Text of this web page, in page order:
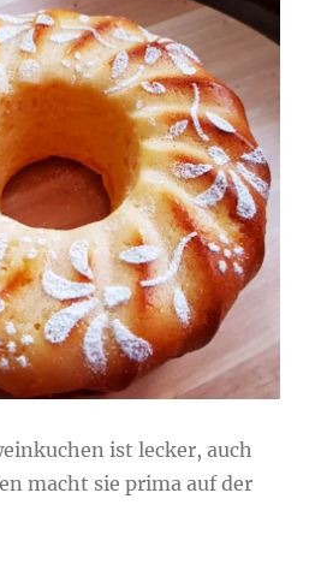
ist lecker, auch
macht sie prima auf der